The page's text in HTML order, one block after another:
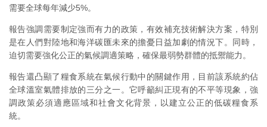
需要全球每年減少5%。
報告強調需要制定強而有力的政策，有效補充技術解決方案，特別
是在人們對陸地和海洋碳匯未來的擔憂日益加劇的情況下。同時，
迫切需要強化公正的氣候調適策略，確保最弱勢群體的抵禦能力。
報告還凸顯了糧食系統在氣候行動中的關鍵作用，目前該系統約佔
全球溫室氣體排放的三分之一。它呼籲糾正現有的不平等現象，強
調政策必須適應區域和社會文化背景，以建立公正的低碳糧食系
統。